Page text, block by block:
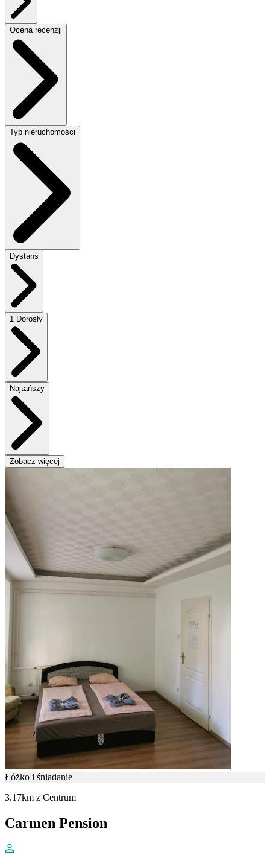
Ocena recenzji
Typ nieruchomości
Dystans
1 Dorosły
Najtańszy
Zobacz więcej
Łóżko i śniadanie
3.17km z Centrum
Carmen Pension